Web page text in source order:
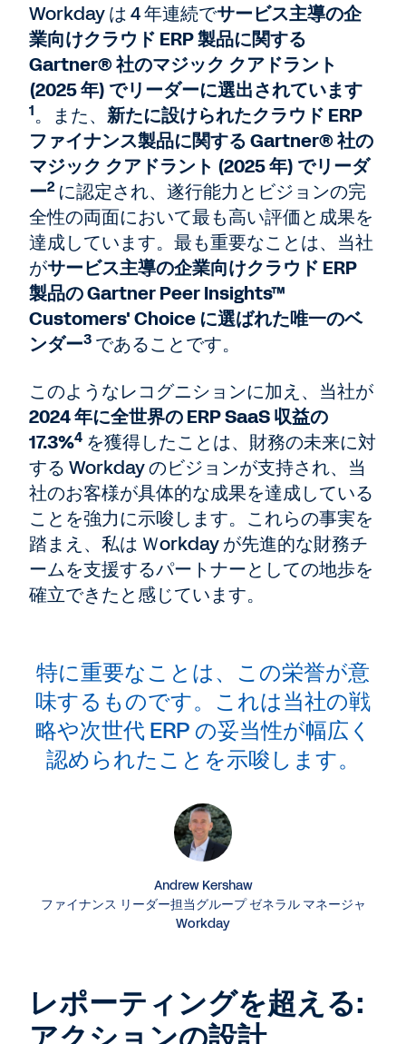
Workday は 4 年連続でサービス主導の企
業向けクラウド ERP 製品に関する
Gartner® 社のマジック クアドラント
(2025 年) でリーダーに選出されています
1。また、 新たに設けられたクラウド ERP
ファイナンス製品に関する Gartner® 社の
マジック クアドラント (2025 年) でリーダ
ー2に認定され、遂行能力とビジョンの完
全性の両面において最も高い評価と成果を
達成しています。最も重要なことは、当社
がサービス主導の企業向けクラウド ERP
製品の Gartner Peer Insights™
Customers' Choice に選ばれた唯一のベ
ンダー3 であることです。
このようなレコグニションに加え、当社が
2024 年に全世界の ERP SaaS 収益の
17.3%4 を獲得したことは、財務の未来に対
する Workday のビジョンが支持され、当
社のお客様が具体的な成果を達成している
ことを強力に示唆します。これらの事実を
踏まえ、私は Ｗorkday が先進的な財務チ
ームを支援するパートナーとしての地歩を
確立できたと感じています。
特に重要なことは、この栄誉が意
味するものです。これは当社の戦
略や次世代 ERP の妥当性が幅広く
認められたことを示唆します。
Andrew Kershaw
ファイナンス リーダー担当グループ ゼネラル マネージャ
Workday
レポーティングを超える: